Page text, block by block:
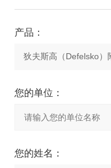
产品：
您的单位：
您的姓名：